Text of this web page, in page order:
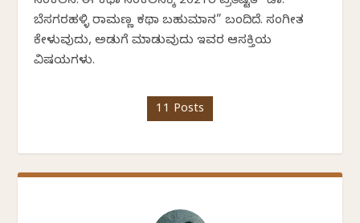
ಬೆಸಗರಹಳ್ಳಿ ರಾಮಣ್ಣ ಕಥಾ ಬಹುಮಾನ” ಬಂದಿದೆ. ಸಂಗೀತ
ಕೇಳುವುದು, ಅಡುಗೆ ಮಾಡುವುದು ಇವರ ಆಸಕ್ತಿಯ
ವಿಷಯಗಳು.
11 Posts